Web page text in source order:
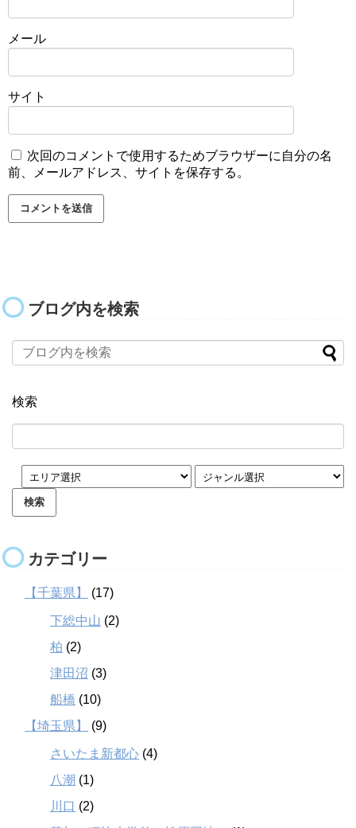
メール
サイト
次回のコメントで使用するためブラウザーに自分の名
前、メールアドレス、サイトを保存する。
ブログ内を検索
検索
カテゴリー
【千葉県】 (17)
下総中山 (2)
柏 (2)
津田沼 (3)
船橋 (10)
【埼玉県】
(9)
さいたま新都心 (4)
八潮 (1)
川口 (2)